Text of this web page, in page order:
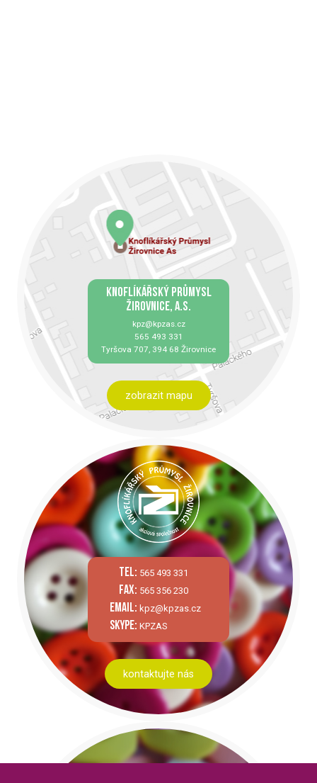
KNOFLÍKÁŘSKÝ PRŮMYSL
ŽIROVNICE, A.S.
kpz@kpzas.cz
565 493 331
Tyršova 707, 394 68 Žirovnice
zobrazit mapu
tel: 565 493 331
fax: 565 356 230
email: kpz@kpzas.cz
skype: KPZAS
kontaktujte nás